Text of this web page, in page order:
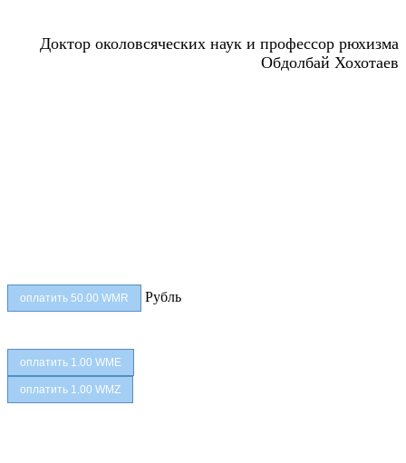
Доктор околовсяческих наук и профессор рюхизма
Обдолбай Хохотаев
Рубль